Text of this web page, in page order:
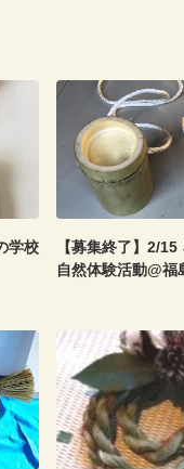
学校
【募集終了】2/
自然体験活動@福